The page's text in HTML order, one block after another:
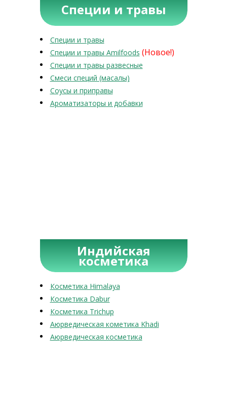
Специи и травы
Специи и травы
Специи и травы Amilfoods (Новое!)
Специи и травы развесные
Смеси специй (масалы)
Соусы и приправы
Ароматизаторы и добавки
Индийская
косметика
Косметика Himalaya
Косметика Dabur
Косметика Trichup
Аюрведическая кометика Khadi
Аюрведическая косметика